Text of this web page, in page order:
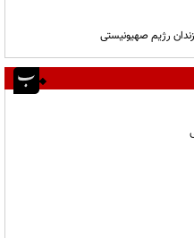
رژیم صهیونیستی